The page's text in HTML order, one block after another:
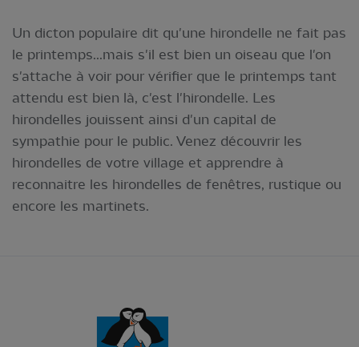
Un dicton populaire dit qu'une hirondelle ne fait pas
le printemps...mais s'il est bien un oiseau que l'on
s'attache à voir pour vérifier que le printemps tant
attendu est bien là, c'est l'hirondelle. Les
hirondelles jouissent ainsi d'un capital de
sympathie pour le public. Venez découvrir les
hirondelles de votre village et apprendre à
reconnaitre les hirondelles de fenêtres, rustique ou
encore les martinets.